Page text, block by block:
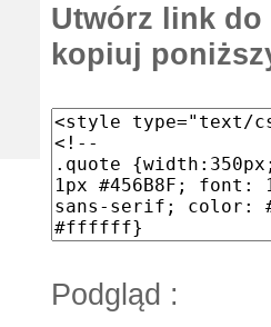
Utwórz link
kopiuj
Podgląd :